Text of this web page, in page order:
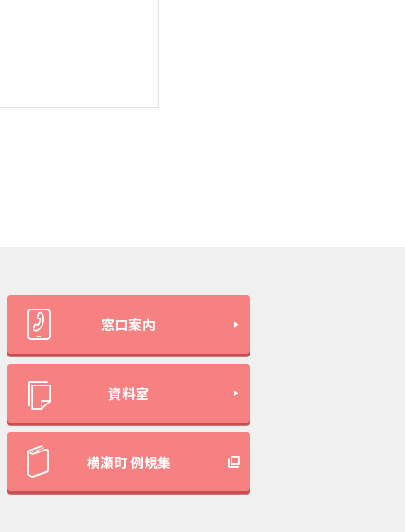
窓口案内
資料室
横瀬町 例規集